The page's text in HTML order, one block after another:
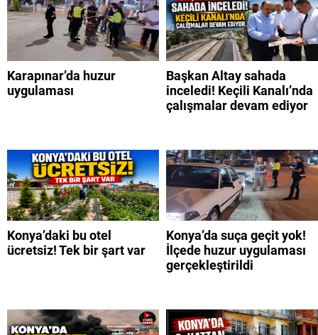
Karapınar’da huzur
uygulaması
Başkan Altay sahada
inceledi! Keçili Kanalı’nda
çalışmalar devam ediyor
Konya’daki bu otel
ücretsiz! Tek bir şart var
Konya’da suça geçit yok!
İlçede huzur uygulaması
gerçekleştirildi